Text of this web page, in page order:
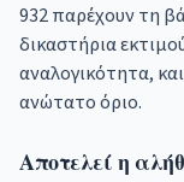
932 παρέχουν τη
δικαστήρια
αναλογικότητα,
ανώτατο όριο.
Αποτελεί η